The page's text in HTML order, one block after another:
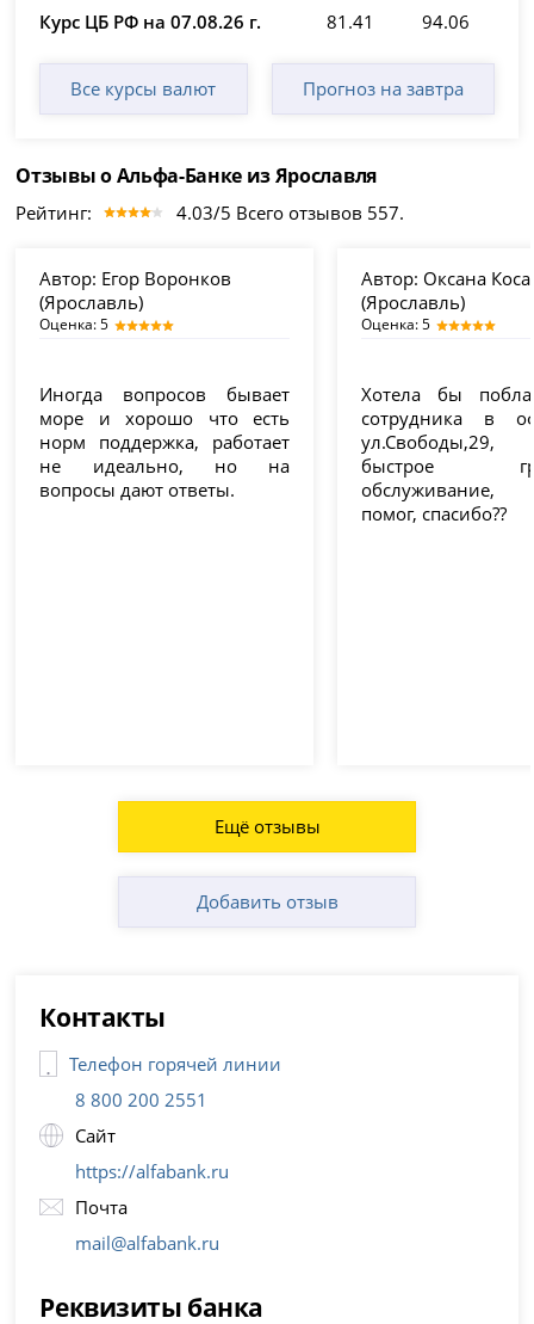
Курс ЦБ РФ на 07.08.26 г.
81.41 94.06
Все курсы валют Прогноз на завтра
Отзывы о Альфа-Банке из Ярославля
Рейтинг: 4.03/5 Всего отзывов 557.
Автор: Егор Воронков
(Ярославль)
Оценка: 5
Иногда вопросов бывает
море и хорошо что есть
норм поддержка, работает
не идеально, но на
вопросы дают ответы.
Автор: Оксана
(Ярославль)
Оценка: 5
Хотела бы
сотрудника в
ул.Свободы,29,
быстрое
помог, спасибо??
Ещё отзывы
Добавить отзыв
Контакты
Телефон горячей линии
8 800 200 2551
Сайт
https://alfabank.ru
Почта
mail@alfabank.ru
Реквизиты банка